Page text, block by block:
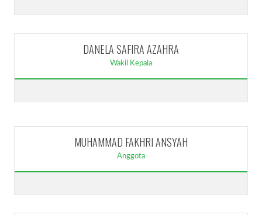
DANELA SAFIRA AZAHRA
Wakil Kepala
MUHAMMAD FAKHRI ANSYAH
Anggota